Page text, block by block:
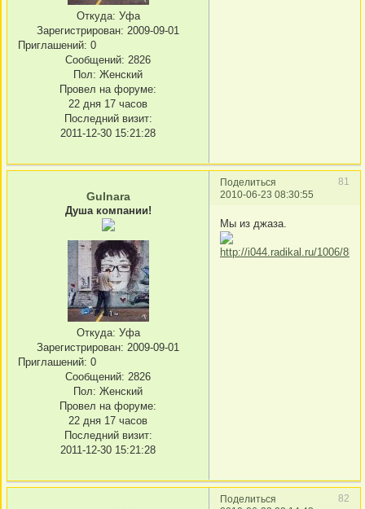
Откуда: Уфа
Зарегистрирован: 2009-09-01
Приглашений: 0
Сообщений: 2826
Пол: Женский
Провел на форуме:
22 дня 17 часов
Последний визит:
2011-12-30 15:21:28
Поделиться
81
2010-06-23 08:30:55
Gulnara
Душа компании!
Откуда: Уфа
Зарегистрирован: 2009-09-01
Приглашений: 0
Сообщений: 2826
Пол: Женский
Провел на форуме:
22 дня 17 часов
Последний визит:
2011-12-30 15:21:28
Мы из джаза.
Поделиться
82